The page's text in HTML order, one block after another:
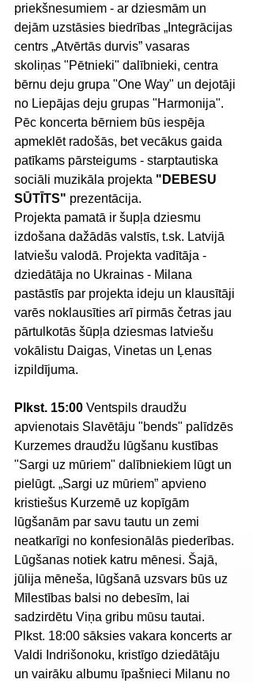
priekšnesumiem - ar dziesmām un
dejām uzstāsies biedrības „Integrācijas
centrs „Atvērtās durvis” vasaras
skoliņas "Pētnieki" dalībnieki, centra
bērnu deju grupa "One Way" un dejotāji
no Liepājas deju grupas "Harmonija".
Pēc koncerta bērniem būs iespēja
apmeklēt radošās, bet vecākus gaida
patīkams pārsteigums - starptautiska
sociāli muzikāla projekta "DEBESU
SŪTĪTS" prezentācija.
Projekta pamatā ir šupļa dziesmu
izdošana dažādās valstīs, t.sk. Latvijā
latviešu valodā. Projekta vadītāja -
dziedātāja no Ukrainas - Milana
pastāstīs par projekta ideju un klausītāji
varēs noklausīties arī pirmās četras jau
pārtulkotās šūpļa dziesmas latviešu
vokālistu Daigas, Vinetas un Ļenas
izpildījuma.
Plkst. 15:00 Ventspils draudžu
apvienotais Slavētāju "bends" palīdzēs
Kurzemes draudžu lūgšanu kustības
"Sargi uz mūriem" dalībniekiem lūgt un
pielūgt. „Sargi uz mūriem” apvieno
kristiešus Kurzemē uz kopīgām
lūgšanām par savu tautu un zemi
neatkarīgi no konfesionālās piederības.
Lūgšanas notiek katru mēnesi. Šajā,
jūlija mēneša, lūgšanā uzsvars būs uz
Mīlestības balsi no debesīm, lai
sadzirdētu Viņa gribu mūsu tautai.
Plkst. 18:00 sāksies vakara koncerts ar
Valdi Indrišonoku, kristīgo dziedātāju
un vairāku albumu īpašnieci Milanu no